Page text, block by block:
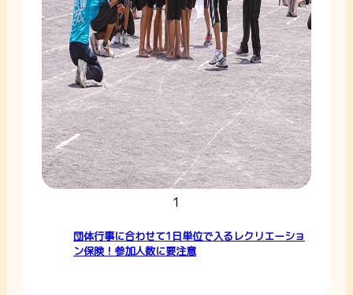
1
団体行事に合わせて1日単位で入るレクリエーショ
ン保険！参加人数に要注意